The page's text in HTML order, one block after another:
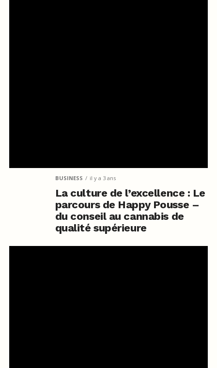
BUSINESS il y a 3 ans
La culture de l’excellence : Le
parcours de Happy Pousse –
du conseil au cannabis de
qualité supérieure